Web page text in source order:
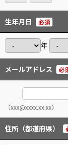
生年月日 必須
年
メールアドレス 必
（xxx@xxxx.xx.xx）
住所（都道府県）